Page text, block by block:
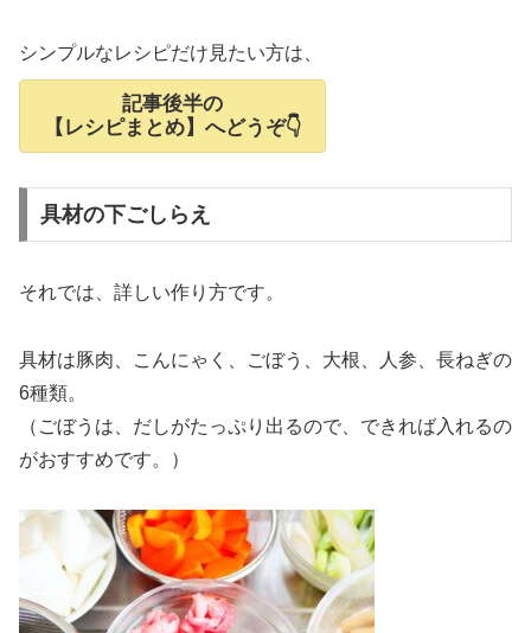
シンプルなレシピだけ見たい方は、
記事後半の
【レシピまとめ】へどうぞ👇
具材の下ごしらえ
それでは、詳しい作り方です。
具材は豚肉、こんにゃく、ごぼう、大根、人参、長ねぎの
6種類。
（ごぼうは、だしがたっぷり出るので、できれば入れるの
がおすすめです。）